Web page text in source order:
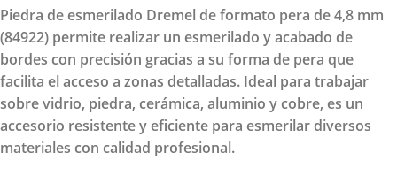
Piedra de esmerilado Dremel de formato pera de 4,8 mm
(84922) permite realizar un esmerilado y acabado de
bordes con precisión gracias a su forma de pera que
facilita el acceso a zonas detalladas. Ideal para trabajar
sobre vidrio, piedra, cerámica, aluminio y cobre, es un
accesorio resistente y eficiente para esmerilar diversos
materiales con calidad profesional.